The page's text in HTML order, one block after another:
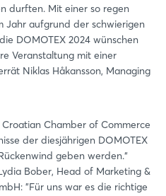
durften. Mit einer so regen
Jahr aufgrund der schwierigen
DOMOTEX 2024 wünschen
Veranstaltung mit einer
Niklas Håkansson, Managing
Chamber of Commerce
der diesjährigen DOMOTEX
geben werden.“
Bober, Head of Marketing &
"Für uns war es die richtige